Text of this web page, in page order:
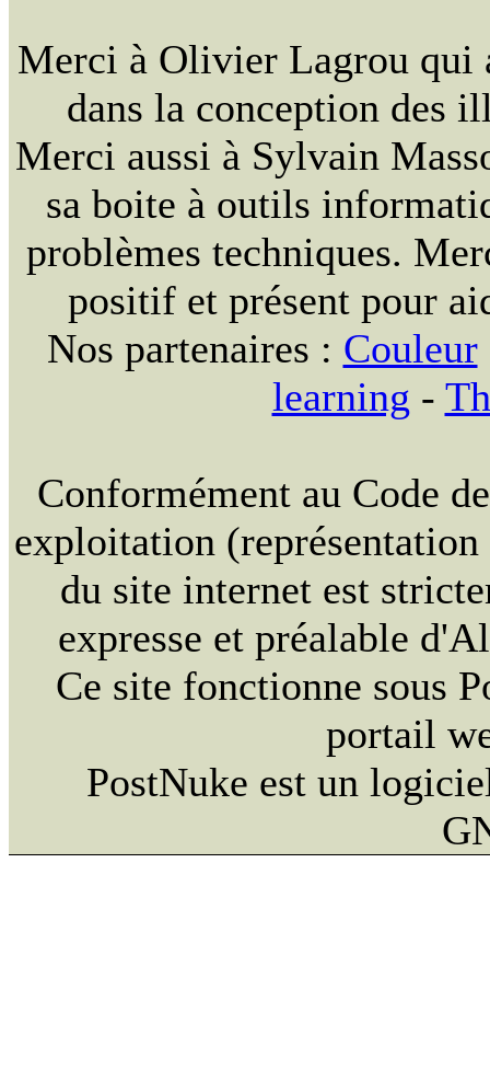
Merci à Olivier Lagrou qui
dans la conception des
Merci aussi à Sylvain
sa boite à outils
problèmes techniques.
positif et présent pour
Nos partenaires : Couleur
learning -
Conformément au Code
exploitation
du site internet est
expresse et préalable
Ce site fonctionne sous
portail
PostNuke est un